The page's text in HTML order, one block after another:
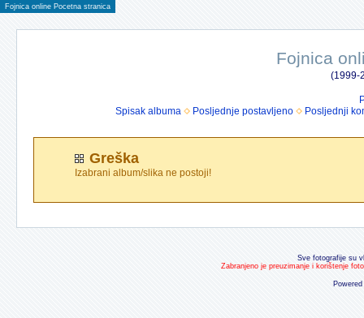
Fojnica online Pocetna stranica
Fojnica
(1999-
Spisak albuma
Posljednje postavljeno Posljednji
Greška
Izabrani album/slika ne postoji!
Sve fotografije su
Zabranjeno je preuzimanje i korištenje